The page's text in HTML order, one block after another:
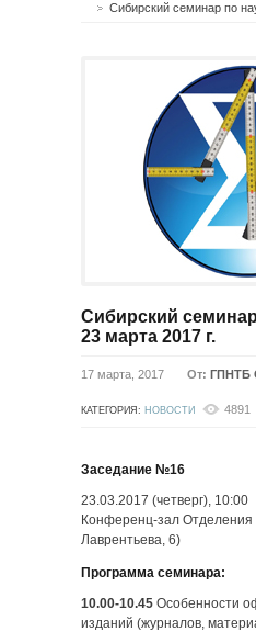
Сибирский семинар по
Сибирский
23 марта 2017 г.
17 марта, 2017 От: ГПНТБ
КАТЕГОРИЯ: НОВОСТИ 4891
Заседание №16
23.03.2017 (четверг), 10:00
Конференц-зал
Лаврентьева, 6)
Программа семинара:
10.00-10.45 Особенности
изданий (журналов,